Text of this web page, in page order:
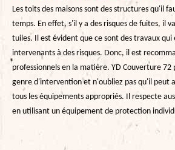
Les toits des maisons sont des structures qu'il
temps. En effet, s'il y a des risques de fuites, il
tuiles. Il est évident que ce sont des travaux qui
intervenants à des risques. Donc, il est
professionnels en la matière. YD Couverture 72
genre d'intervention et n'oubliez pas qu'il peut
tous les équipements appropriés. Il respecte
en utilisant un équipement de protection